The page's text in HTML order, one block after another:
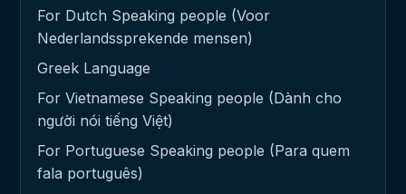
For Dutch Speaking people (Voor
Nederlandssprekende mensen)
Greek Language
For Vietnamese Speaking people (Dành cho
người nói tiếng Việt)
For Portuguese Speaking people (Para quem
fala português)